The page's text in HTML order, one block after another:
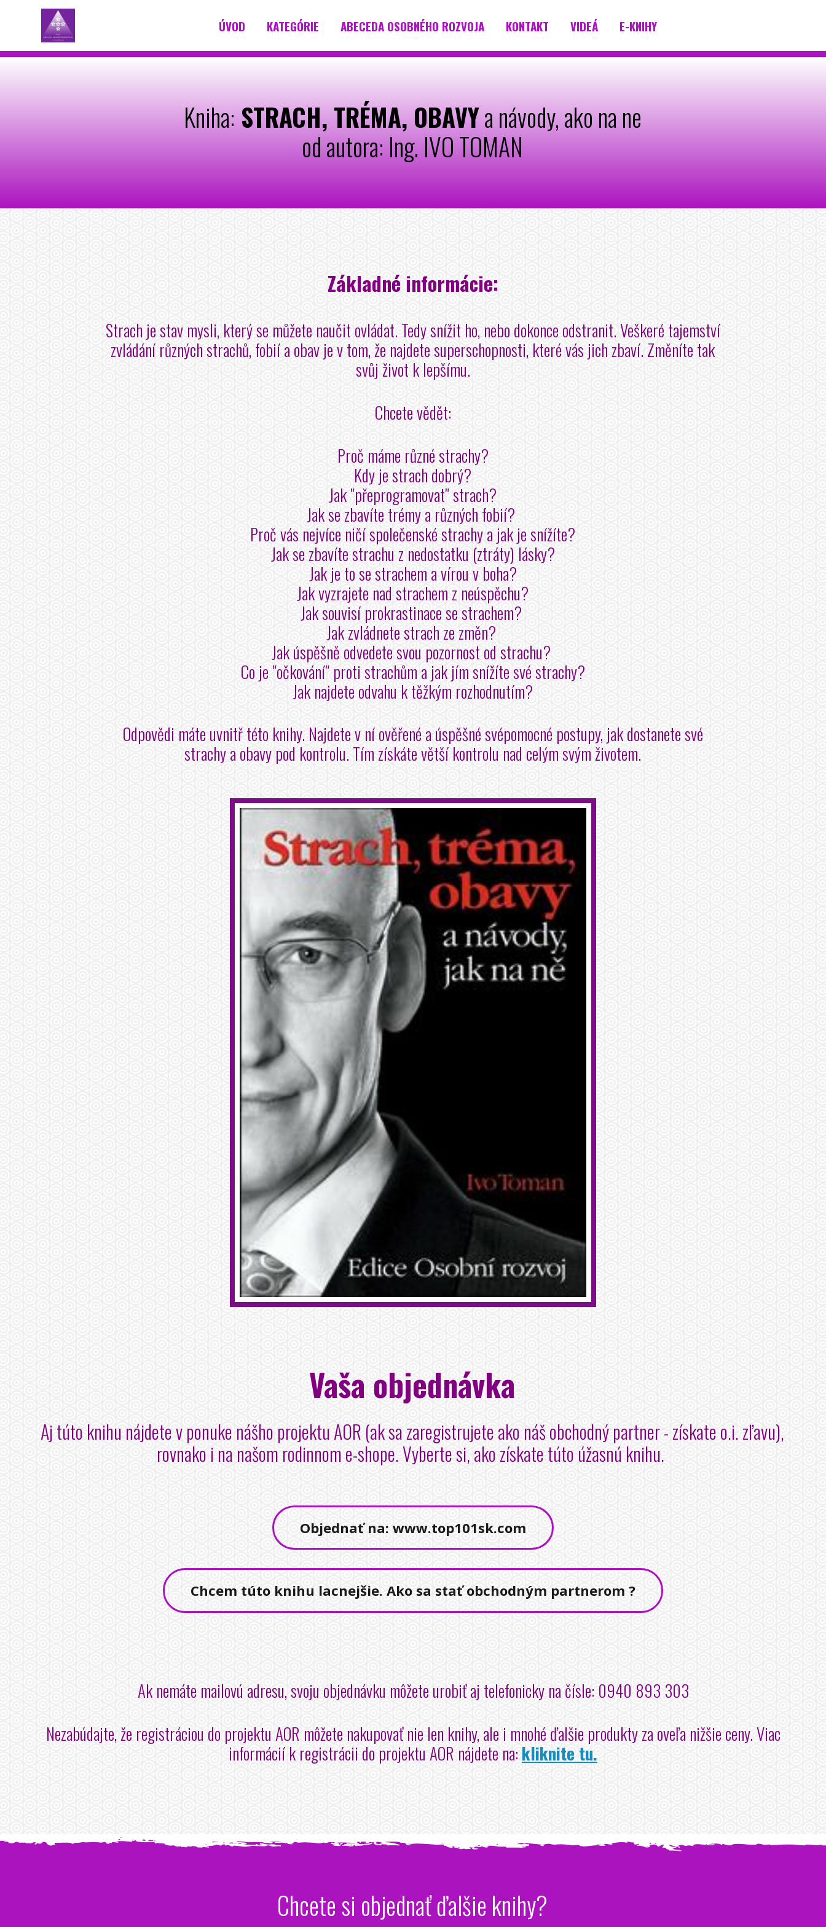
ÚVOD KATEGÓRIE ABECEDA OSOBNÉHO ROZVOJA KONTAKT VIDEÁ E-KNIHY
Kniha:STRACH, TRÉMA, OBAVYa návody, ako na ne
od autora: Ing. IVO TOMAN
Základné informácie:
Strach je stav mysli, který se můžete naučit ovládat. Tedy snížit ho, nebo dokonce odstranit. Veškeré tajemství
zvládání různých strachů, fobií a obav je v tom, že najdete superschopnosti, které vás jich zbaví. Změníte tak
svůj život k lepšímu.
Chcete vědět:
Proč máme různé strachy?
Kdy je strach dobrý?
Jak "přeprogramovat" strach?
Jak se zbavíte trémy a různých fobií?
Proč vás nejvíce ničí společenské strachy a jak je snížíte?
Jak se zbavíte strachu z nedostatku (ztráty) lásky?
Jak je to se strachem a vírou v boha?
Jak vyzrajete nad strachem z neúspěchu?
Jak souvisí prokrastinace se strachem?
Jak zvládnete strach ze změn?
Jak úspěšně odvedete svou pozornost od strachu?
Co je "očkování" proti strachům a jak jím snížíte své strachy?
Jak najdete odvahu k těžkým rozhodnutím?
Odpovědi máte uvnitř této knihy. Najdete v ní ověřené a úspěšné svépomocné postupy, jak dostanete své
strachy a obavy pod kontrolu. Tím získáte větší kontrolu nad celým svým životem.
Vaša objednávka
Aj túto knihu nájdete v ponuke nášho projektu AOR (ak sa zaregistrujete ako náš obchodný partner - získate o.i. zľavu),
rovnako i na našom rodinnom e-shope. Vyberte si, ako získate túto úžasnú knihu.
Objednať na: www.top101sk.com
Chcem túto knihu lacnejšie. Ako sa stať obchodným partnerom ?
Ak nemáte mailovú adresu, svoju objednávku môžete urobiť aj telefonicky na čísle: 0940 893 303
Nezabúdajte, že registráciou do projektu AOR môžete nakupovať nie len knihy, ale i mnohé ďalšie produkty za oveľa nižšie ceny. Viac
informácií k registrácii do projektu AOR nájdete na: kliknite tu.
Chcete si objednať ďalšie knihy?